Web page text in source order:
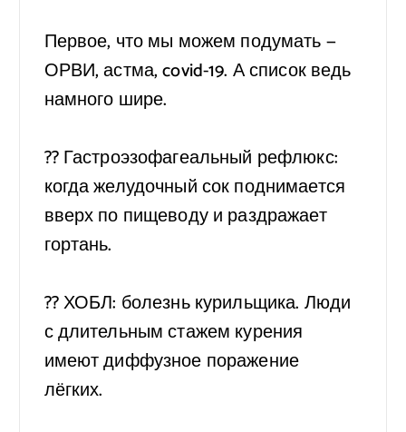
Первое, что мы можем подумать —
ОРВИ, астма, covid-19. А список ведь
намного шире.
?‍? Гастроэзофагеальный рефлюкс:
когда желудочный сок поднимается
вверх по пищеводу и раздражает
гортань.
?‍? ХОБЛ: болезнь курильщика. Люди
с длительным стажем курения
имеют диффузное поражение
лёгких.